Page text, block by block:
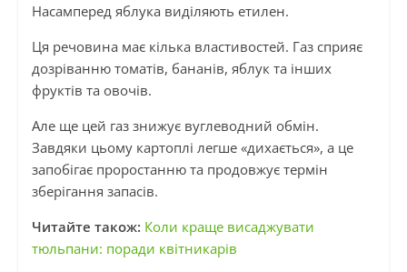
Насамперед яблука виділяють етилен.
Ця речовина має кілька властивостей. Газ сприяє
дозріванню томатів, бананів, яблук та інших
фруктів та овочів.
Але ще цей газ знижує вуглеводний обмін.
Завдяки цьому картоплі легше «дихається», а це
запобігає проростанню та продовжує термін
зберігання запасів.
Читайте також: Коли краще висаджувати
тюльпани: поради квітникарів